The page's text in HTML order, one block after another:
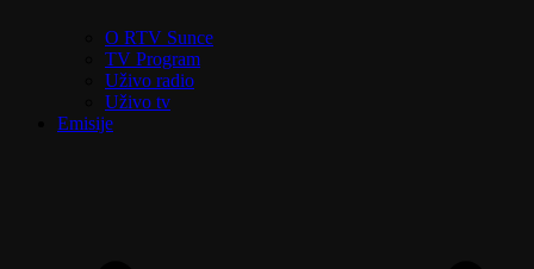
O RTV Sunce
TV Program
Uživo radio
Uživo tv
Emisije